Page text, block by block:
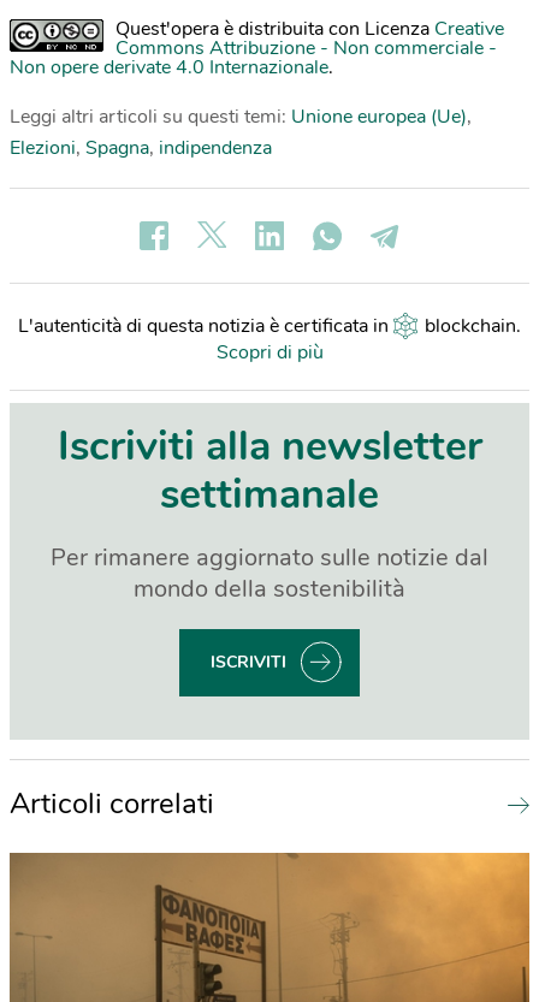
Quest'opera è distribuita con Licenza Creative
Commons Attribuzione - Non commerciale -
Non opere derivate 4.0 Internazionale.
Leggi altri articoli su questi temi: Unione europea (Ue),
Elezioni, Spagna, indipendenza
L'autenticità di questa notizia è certificata in blockchain.
Scopri di più
Iscriviti alla newsletter
settimanale
Per rimanere aggiornato sulle notizie dal
mondo della sostenibilità
ISCRIVITI
Articoli correlati